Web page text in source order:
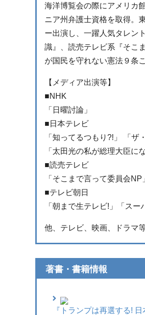
海洋博覧会の際にアメリカ
ニア州弁護士資格を取得。
ー出演し、一躍人気タレン
識』、読売テレビ系『そこ
が国民を守れない憲法９条
【メディア出演等】
■NHK
「日曜討論」
■日本テレビ
「知ってるつもり?!」 「ザ
「太田光の私が総理大臣に
■読売テレビ
「そこまで言って委員会NP
■テレビ朝日
「朝まで生テレビ!」「スー
他、テレビ、映画、ドラマ
著書・書籍情報
『トランプは再選する!